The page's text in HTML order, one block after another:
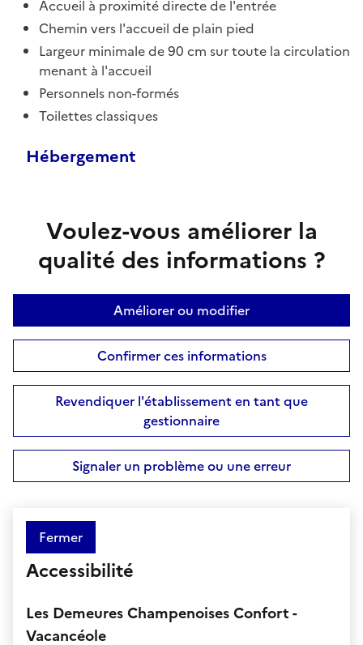
Accueil à proximité directe de l'entrée
Chemin vers l'accueil de plain pied
Largeur minimale de 90 cm sur toute la circulation
menant à l'accueil
Personnels non-formés
Toilettes classiques
Hébergement
Voulez-vous améliorer la
qualité des informations ?
Améliorer ou modifier
Confirmer ces informations
Revendiquer l'établissement en tant que
gestionnaire
Signaler un problème ou une erreur
Fermer
Accessibilité
Les Demeures Champenoises Confort -
Vacancéole